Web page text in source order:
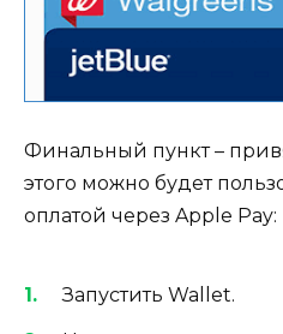
Финальный пункт –
этого можно будет
оплатой через Apple Pay:
Запустить Wallet.